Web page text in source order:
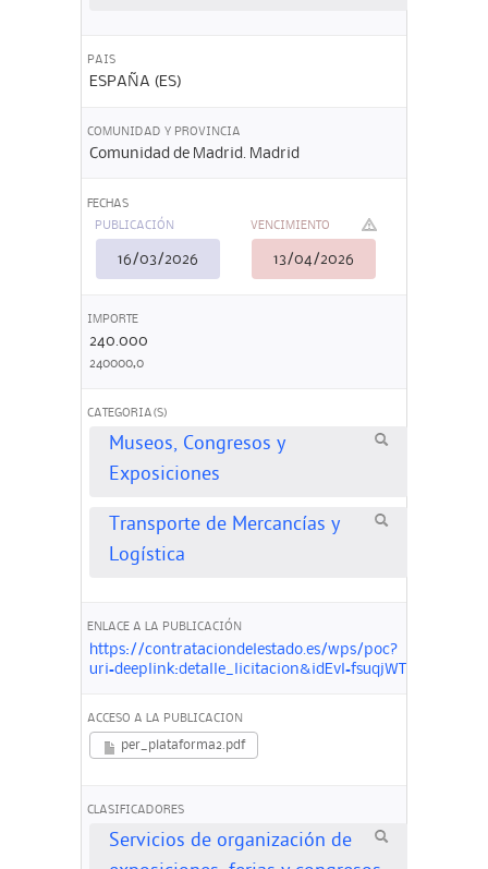
PAIS
ESPAÑA (ES)
COMUNIDAD Y PROVINCIA
Comunidad de Madrid. Madrid
FECHAS
PUBLICACIÓN
16/03/2026
VENCIMIENTO
13/04/2026
IMPORTE
240.000
240000,0
CATEGORIA(S)
Museos, Congresos y
Exposiciones
Transporte de Mercancías y
Logística
ENLACE A LA PUBLICACIÓN
https://contrataciondelestado.es/wps/poc?
ACCESO A LA PUBLICACION
per_plataforma2.pdf
CLASIFICADORES
Servicios de organización de